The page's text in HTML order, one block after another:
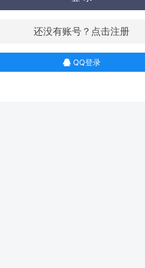
还没有账号？点击注册
QQ登录